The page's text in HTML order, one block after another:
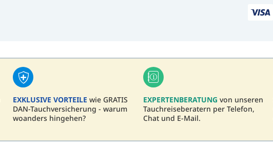
EXKLUSIVE VORTEILE wie GRATIS
DAN-Tauchversicherung - warum
woanders hingehen?
EXPERTENBERATUNG von unseren
Tauchreiseberatern per Telefon,
Chat und E-Mail.